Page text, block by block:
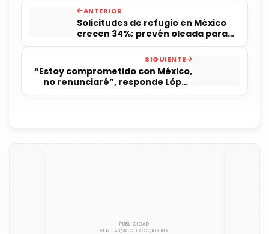
ANTERIOR
Solicitudes de refugio en México
crecen 34%; prevén oleada para
2021
SIGUIENTE
“Estoy comprometido con México,
no renunciaré”, responde López
Gatell al PAN, PRD y MC que piden